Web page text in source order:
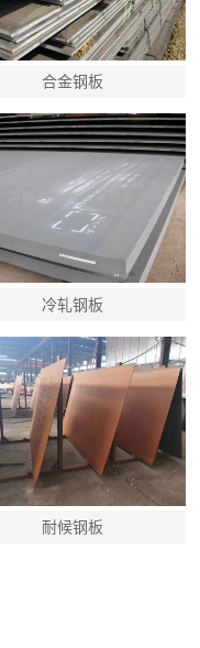
合金钢板
冷轧钢板
耐候钢板